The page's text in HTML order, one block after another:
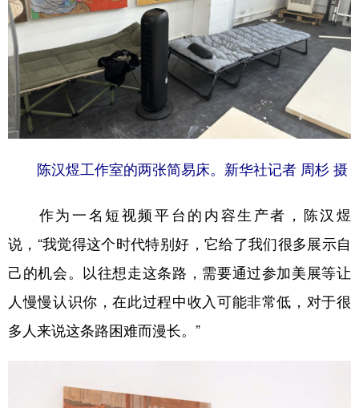
陈汉煜工作室的两张简易床。新华社记者 周杉 摄
作为一名短视频平台的内容生产者，陈汉煜
说，“我觉得这个时代特别好，它给了我们很多展示自
己的机会。以往想走这条路，需要通过参加美展等让
人慢慢认识你，在此过程中收入可能非常低，对于很
多人来说这条路困难而漫长。”